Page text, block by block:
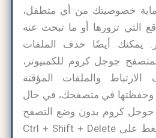
خصوصيتك من أي متطفل،
التي تزورها أو ما تبحث عنه
يمكنك أيضًا حذف الملفات
جوجل كروم للكمبيوتر​،
والملفات المؤقتة
وحفظتها في متصفحك، في حال
جوجل كروم بدون وضع التصفح
المتخفي، وذلك بالضغط على Ctrl + Shift + Delete